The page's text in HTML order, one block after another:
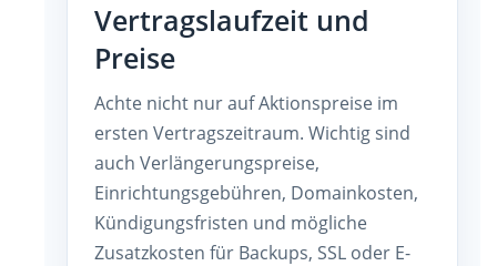
Vertragslaufzeit und
Preise
Achte nicht nur auf Aktionspreise im
ersten Vertragszeitraum. Wichtig sind
auch Verlängerungspreise,
Einrichtungsgebühren, Domainkosten,
Kündigungsfristen und mögliche
Zusatzkosten für Backups, SSL oder E-